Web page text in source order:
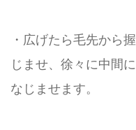
・広げたら毛先から
じませ、徐々に中間
なじませます。